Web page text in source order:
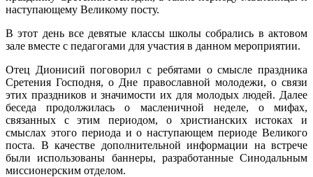
наступающему Великому посту.
В этот день все девятые классы школы собрались в актовом
зале вместе с педагогами для участия в данном мероприятии.
Отец Дионисий поговорил с ребятами о смысле праздника
Сретения Господня, о Дне православной молодежи, о связи
этих праздников и значимости их для молодых людей. Далее
беседа продолжилась о масленичной неделе, о мифах,
связанных с этим периодом, о христианских истоках и
смыслах этого периода и о наступающем периоде Великого
поста. В качестве дополнительной информации на встрече
были использованы баннеры, разработанные Синодальным
миссионерским отделом.